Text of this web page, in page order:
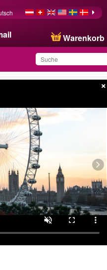
Warenkorb
gespeichert
×